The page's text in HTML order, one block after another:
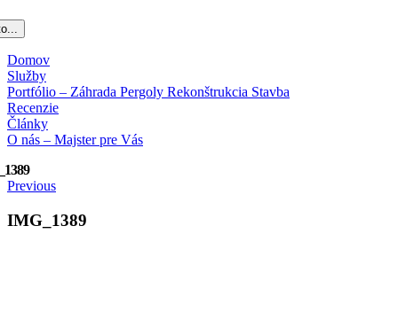
Domov
Služby
Portfólio – Záhrada Pergoly Rekonštrukcia Stavba
Recenzie
Články
O nás – Majster pre Vás
Previous
IMG_1389